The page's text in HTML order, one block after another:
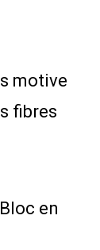
motive
fibres
en